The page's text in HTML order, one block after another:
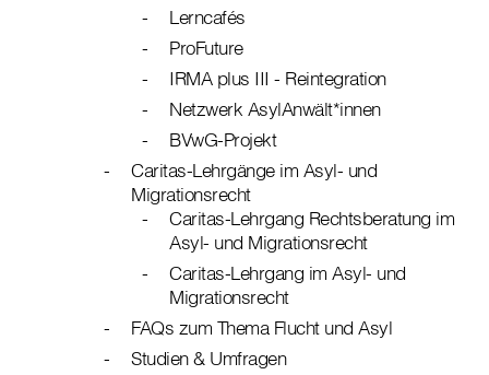
Lerncafés
ProFuture
IRMA plus III - Reintegration
Netzwerk AsylAnwält*innen
BVwG-Projekt
Caritas-Lehrgänge im Asyl- und
Migrationsrecht
Caritas-Lehrgang Rechtsberatung im
Asyl- und Migrationsrecht
Caritas-Lehrgang im Asyl- und
Migrationsrecht
FAQs zum Thema Flucht und Asyl
Studien & Umfragen